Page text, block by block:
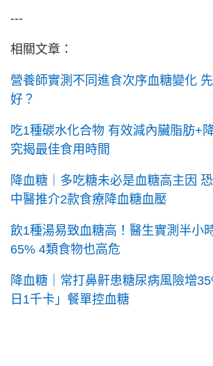
---
相關文章：
營養師實測不同進食次序血糖變化
好？
吃1種碳水化合物 有效減內臟脂肪+
究揭最佳食用時間
降血糖｜多吃糖未必是血糖高主因
中醫推介2款食療降血糖血壓
飲1種湯易致血糖高！醫生實測半小
65% 4類食物也高危
降血糖｜常打鼻鼾患糖尿病風險增
日1千卡」餐單控血糖